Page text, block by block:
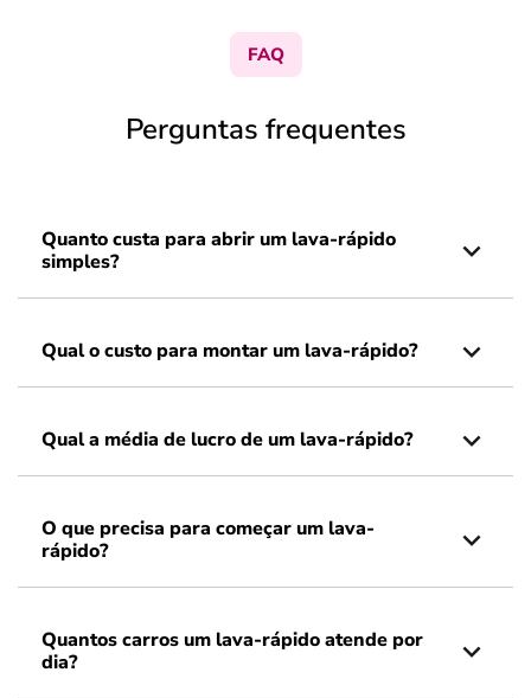
FAQ
Perguntas frequentes
Quanto custa para abrir um lava-rápido
simples?
Qual o custo para montar um lava-rápido?
Qual a média de lucro de um lava-rápido?
O que precisa para começar um lava-
rápido?
Quantos carros um lava-rápido atende por
dia?